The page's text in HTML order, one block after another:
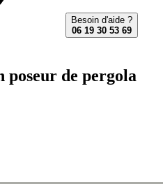
Besoin d'aide ?
06 19 30 53 69
poseur de pergola